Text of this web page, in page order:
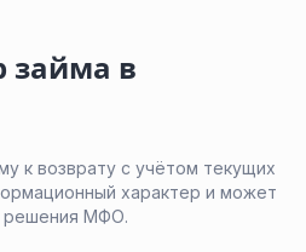
займа в
к возврату с учётом текущих
характер и может
решения МФО.